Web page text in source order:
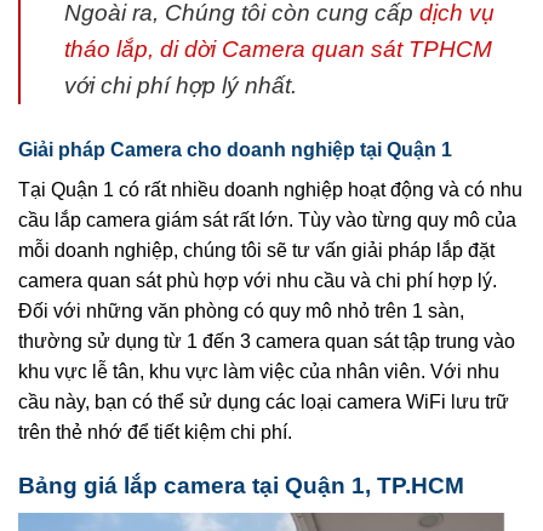
Ngoài ra, Chúng tôi còn cung cấp dịch vụ
tháo lắp, di dời Camera quan sát TPHCM
với chi phí hợp lý nhất.
Giải pháp Camera cho doanh nghiệp tại Quận 1
Tại Quận 1 có rất nhiều doanh nghiệp hoạt động và có nhu
cầu lắp camera giám sát rất lớn. Tùy vào từng quy mô của
mỗi doanh nghiệp, chúng tôi sẽ tư vấn giải pháp lắp đặt
camera quan sát phù hợp với nhu cầu và chi phí hợp lý.
Đối với những văn phòng có quy mô nhỏ trên 1 sàn,
thường sử dụng từ 1 đến 3 camera quan sát tập trung vào
khu vực lễ tân, khu vực làm việc của nhân viên. Với nhu
cầu này, bạn có thể sử dụng các loại camera WiFi lưu trữ
trên thẻ nhớ để tiết kiệm chi phí.
Bảng giá lắp camera tại Quận 1, TP.HCM